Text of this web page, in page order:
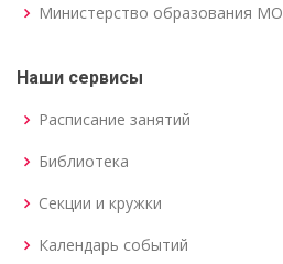
Министерство образования МО
Наши сервисы
Расписание занятий
Библиотека
Секции и кружки
Календарь событий